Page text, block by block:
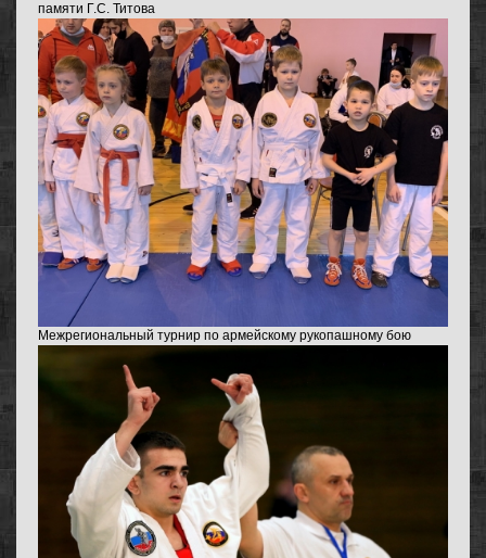
памяти Г.С. Титова
Межрегиональный турнир по армейскому рукопашному бою